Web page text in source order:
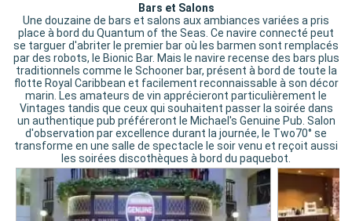
Bars et Salons
Une douzaine de bars et salons aux ambiances variées a pris
place à bord du Quantum of the Seas. Ce navire connecté peut
se targuer d'abriter le premier bar où les barmen sont remplacés
par des robots, le Bionic Bar. Mais le navire recense des bars plus
traditionnels comme le Schooner bar, présent à bord de toute la
flotte Royal Caribbean et facilement reconnaissable à son décor
marin. Les amateurs de vin apprécieront particulièrement le
Vintages tandis que ceux qui souhaitent passer la soirée dans
un authentique pub préféreront le Michael's Genuine Pub. Salon
d'observation par excellence durant la journée, le Two70° se
transforme en une salle de spectacle le soir venu et reçoit aussi
les soirées discothèques à bord du paquebot.